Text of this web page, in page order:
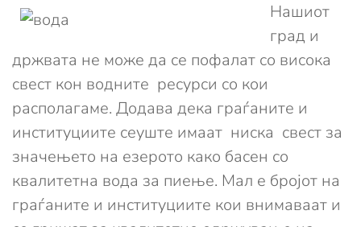
Нашиот
град и
држвата не може да се пофалат со висока
свест кон водните ресурси со кои
располагаме. Додава дека граѓаните и
институциите сеуште имаат ниска свест за
значењето на езерото како басен со
квалитетна вода за пиење. Мал е бројот на
граѓаните и институциите кои внимаваат и